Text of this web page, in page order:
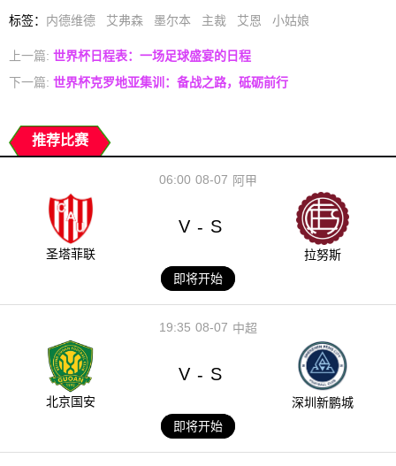
标签： 内德维德 艾弗森 墨尔本 主裁 艾恩 小姑娘
上一篇: 世界杯日程表：一场足球盛宴的日程
下一篇: 世界杯克罗地亚集训：备战之路，砥砺前行
推荐比赛
08-07
06:00 阿甲
圣塔菲联
V - S
拉努斯
即将开始
08-07
19:35 中超
北京国安
V - S
深圳新鹏城
即将开始